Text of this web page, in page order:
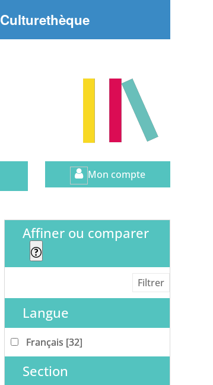
Culturethèque
Mon compte
affiner ou comparer
Langue
Français
Français [32]
Section